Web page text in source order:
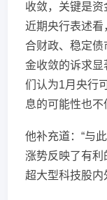
收敛，关键是
近期央行表述
合财政、稳定
金收敛的诉求
们认为1月央行
息的可能性也不
他补充道：“与
涨势反映了有
超大型科技股内